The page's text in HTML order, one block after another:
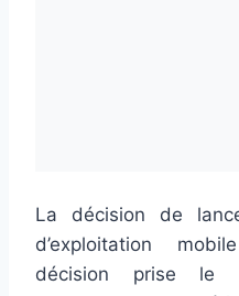
La décision de
d’exploitation
décision prise le